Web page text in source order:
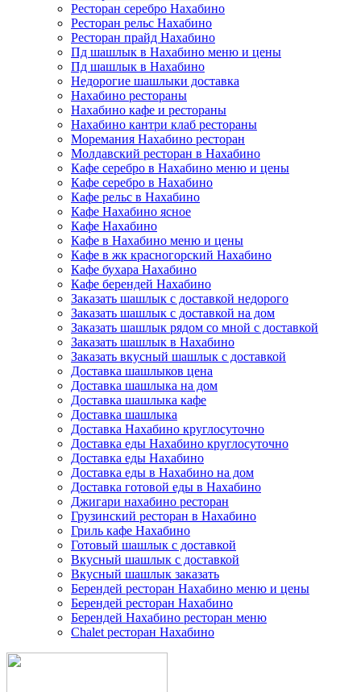
Ресторан серебро Нахабино
Ресторан рельс Нахабино
Ресторан прайд Нахабино
Пд шашлык в Нахабино меню и цены
Пд шашлык в Нахабино
Недорогие шашлыки доставка
Нахабино рестораны
Нахабино кафе и рестораны
Нахабино кантри клаб рестораны
Моремания Нахабино ресторан
Молдавский ресторан в Нахабино
Кафе серебро в Нахабино меню и цены
Кафе серебро в Нахабино
Кафе рельс в Нахабино
Кафе Нахабино ясное
Кафе Нахабино
Кафе в Нахабино меню и цены
Кафе в жк красногорский Нахабино
Кафе бухара Нахабино
Кафе берендей Нахабино
Заказать шашлык с доставкой недорого
Заказать шашлык с доставкой на дом
Заказать шашлык рядом со мной с доставкой
Заказать шашлык в Нахабино
Заказать вкусный шашлык с доставкой
Доставка шашлыков цена
Доставка шашлыка на дом
Доставка шашлыка кафе
Доставка шашлыка
Доставка Нахабино круглосуточно
Доставка еды Нахабино круглосуточно
Доставка еды Нахабино
Доставка еды в Нахабино на дом
Доставка готовой еды в Нахабино
Джигари нахабино ресторан
Грузинский ресторан в Нахабино
Гриль кафе Нахабино
Готовый шашлык с доставкой
Вкусный шашлык с доставкой
Вкусный шашлык заказать
Берендей ресторан Нахабино меню и цены
Берендей ресторан Нахабино
Берендей Нахабино ресторан меню
Chalet ресторан Нахабино